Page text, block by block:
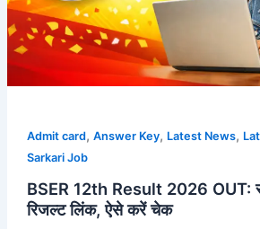
Admit card, Answer Key, Latest News,
Sarkari Job
BSER 12th Result 2026 OUT:
रिजल्ट लिंक, ऐसे करें चेक